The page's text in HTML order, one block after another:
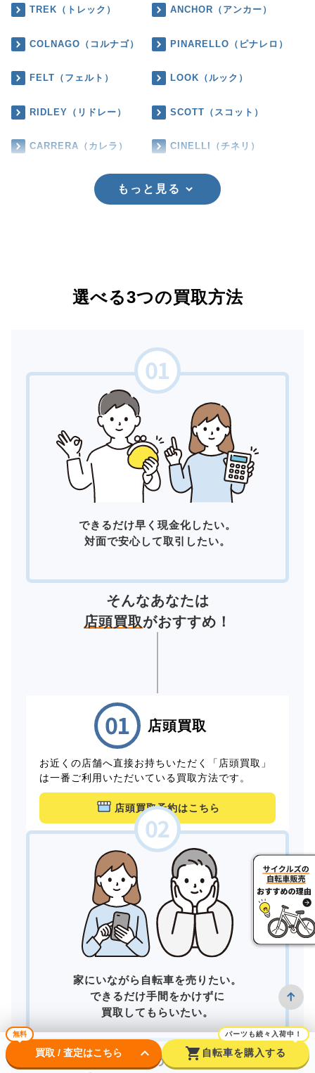
TREK（トレック） ANCHOR（アンカー）
COLNAGO（コルナゴ） PINARELLO（ピナレロ）
FELT（フェルト） LOOK（ルック）
RIDLEY（リドレー） SCOTT（スコット）
CARRERA（カレラ） CINELLI（チネリ）
もっと見る
選べる3つの買取方法
できるだけ早く現金化したい。
対面で安心して取引したい。
そんなあなたは
店頭買取がおすすめ！
店頭買取
お近くの店舗へ直接お持ちいただく「店頭買取」
は一番ご利用いただいている買取方法です。
店頭買取予約はこちら
家にいながら自転車を売りたい。
できるだけ手間をかけずに
買取してもらいたい。
そんなあなたは
無料
買取 / 査定はこちら keyboard_arrow_down shopping_cart
パーツも続々入荷中！
自転車を購入する